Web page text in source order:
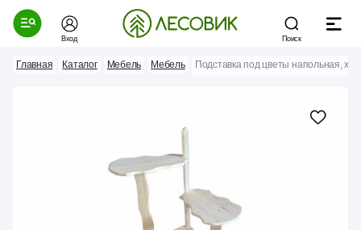
Вход Поиск
Главная Каталог Мебель Мебель Подставка под цветы напольная,